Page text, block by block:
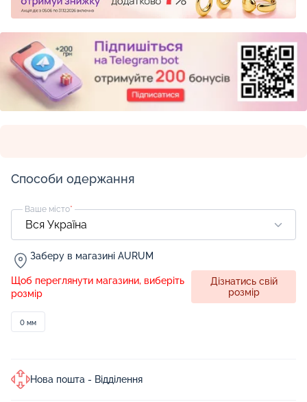
Способи одержання
Ваше місто*
Заберу в магазині AURUM
Щоб переглянути магазини, виберіть
розмір
Дізнатись свій
розмір
0 мм
Нова пошта - Відділення